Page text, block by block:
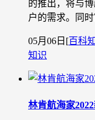
的推出，将与
户的需求。同
05月06日 [百科
知识
林肯航海家